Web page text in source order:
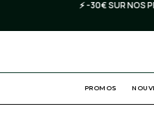
⚡️ -30€ SUR NOS
PROMOS